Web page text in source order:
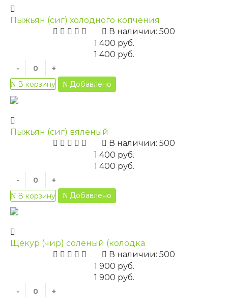
Пыжьян (сиг) холодного копчения
В наличии: 500
1 400 руб.
1 400 руб.
-
+
В корзину
Добавлено
Пыжьян (сиг) вяленый
В наличии: 500
1 400 руб.
1 400 руб.
-
+
В корзину
Добавлено
Щёкур (чир) солёный (колодка
В наличии: 500
1 900 руб.
1 900 руб.
-
+